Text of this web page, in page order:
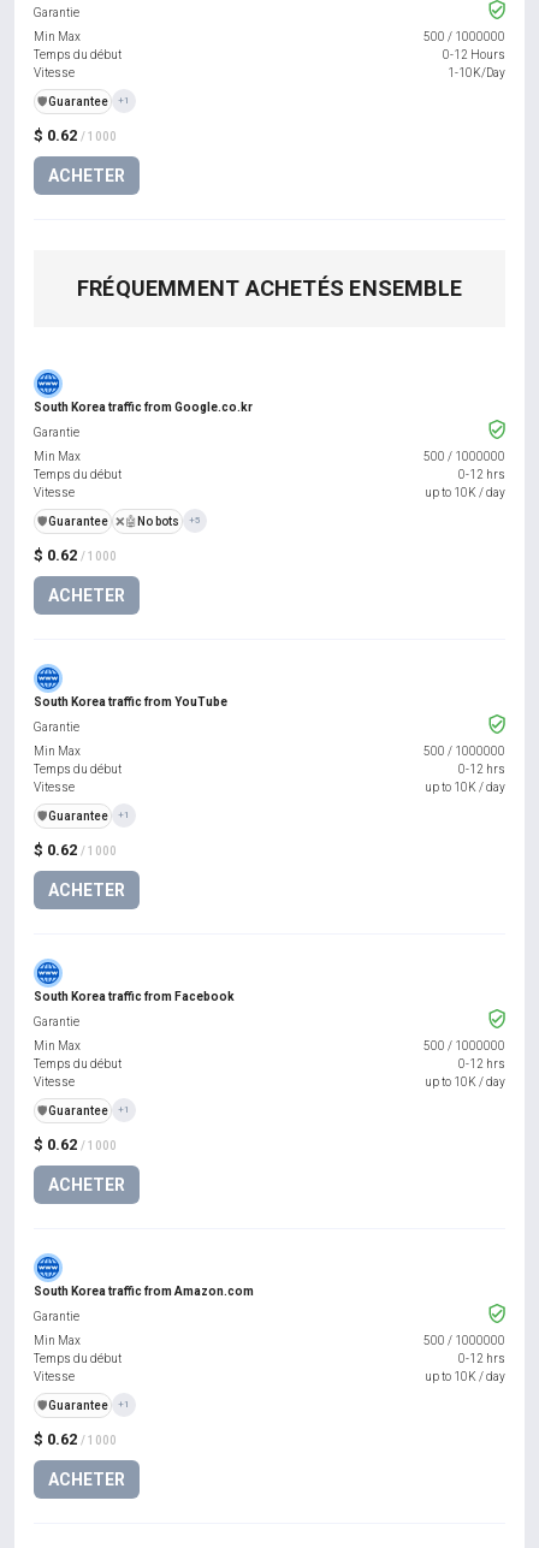
$ 0.62 / 1000
ACHETER
Garantie
Min Max
500 / 1000000
Temps du début
0-12 Hours
Vitesse
1-10K/Day
️🛡️Guarantee +1
FRÉQUEMMENT ACHETÉS ENSEMBLE
South Korea traffic from Google.co.kr
$ 0.62 / 1000
ACHETER
Garantie
Min Max
500 / 1000000
Temps du début
0-12 hrs
Vitesse
up to 10K / day
️🛡️Guarantee ❌🤖 No bots +5
South Korea traffic from YouTube
$ 0.62 / 1000
ACHETER
Garantie
Min Max
500 / 1000000
Temps du début
0-12 hrs
Vitesse
up to 10K / day
️🛡️Guarantee +1
South Korea traffic from Facebook
$ 0.62 / 1000
ACHETER
Garantie
Min Max
500 / 1000000
Temps du début
0-12 hrs
Vitesse
up to 10K / day
️🛡️Guarantee +1
South Korea traffic from Amazon.com
$ 0.62 / 1000
ACHETER
Garantie
Min Max
500 / 1000000
Temps du début
0-12 hrs
Vitesse
up to 10K / day
️🛡️Guarantee +1